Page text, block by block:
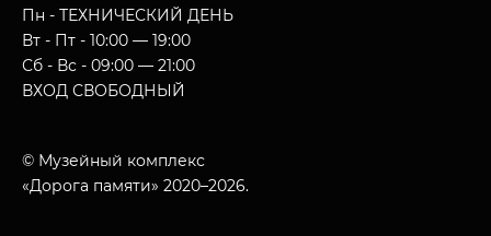
Пн - ТЕХНИЧЕСКИЙ ДЕНЬ
Вт - Пт - 10:00 — 19:00
Сб - Вс - 09:00 — 21:00
ВХОД СВОБОДНЫЙ
© Музейный комплекс
«Дорога памяти» 2020–2026.